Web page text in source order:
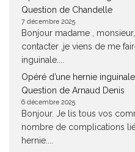
Question de Chandelle
7 décembre 2025
Bonjour madame ,
contacter ,je viens de me
inguinale....
Opéré d’une hernie
Question de Arnaud Denis
6 décembre 2025
Bonjour. Je lis tous vos
nombre de complications
hernie....